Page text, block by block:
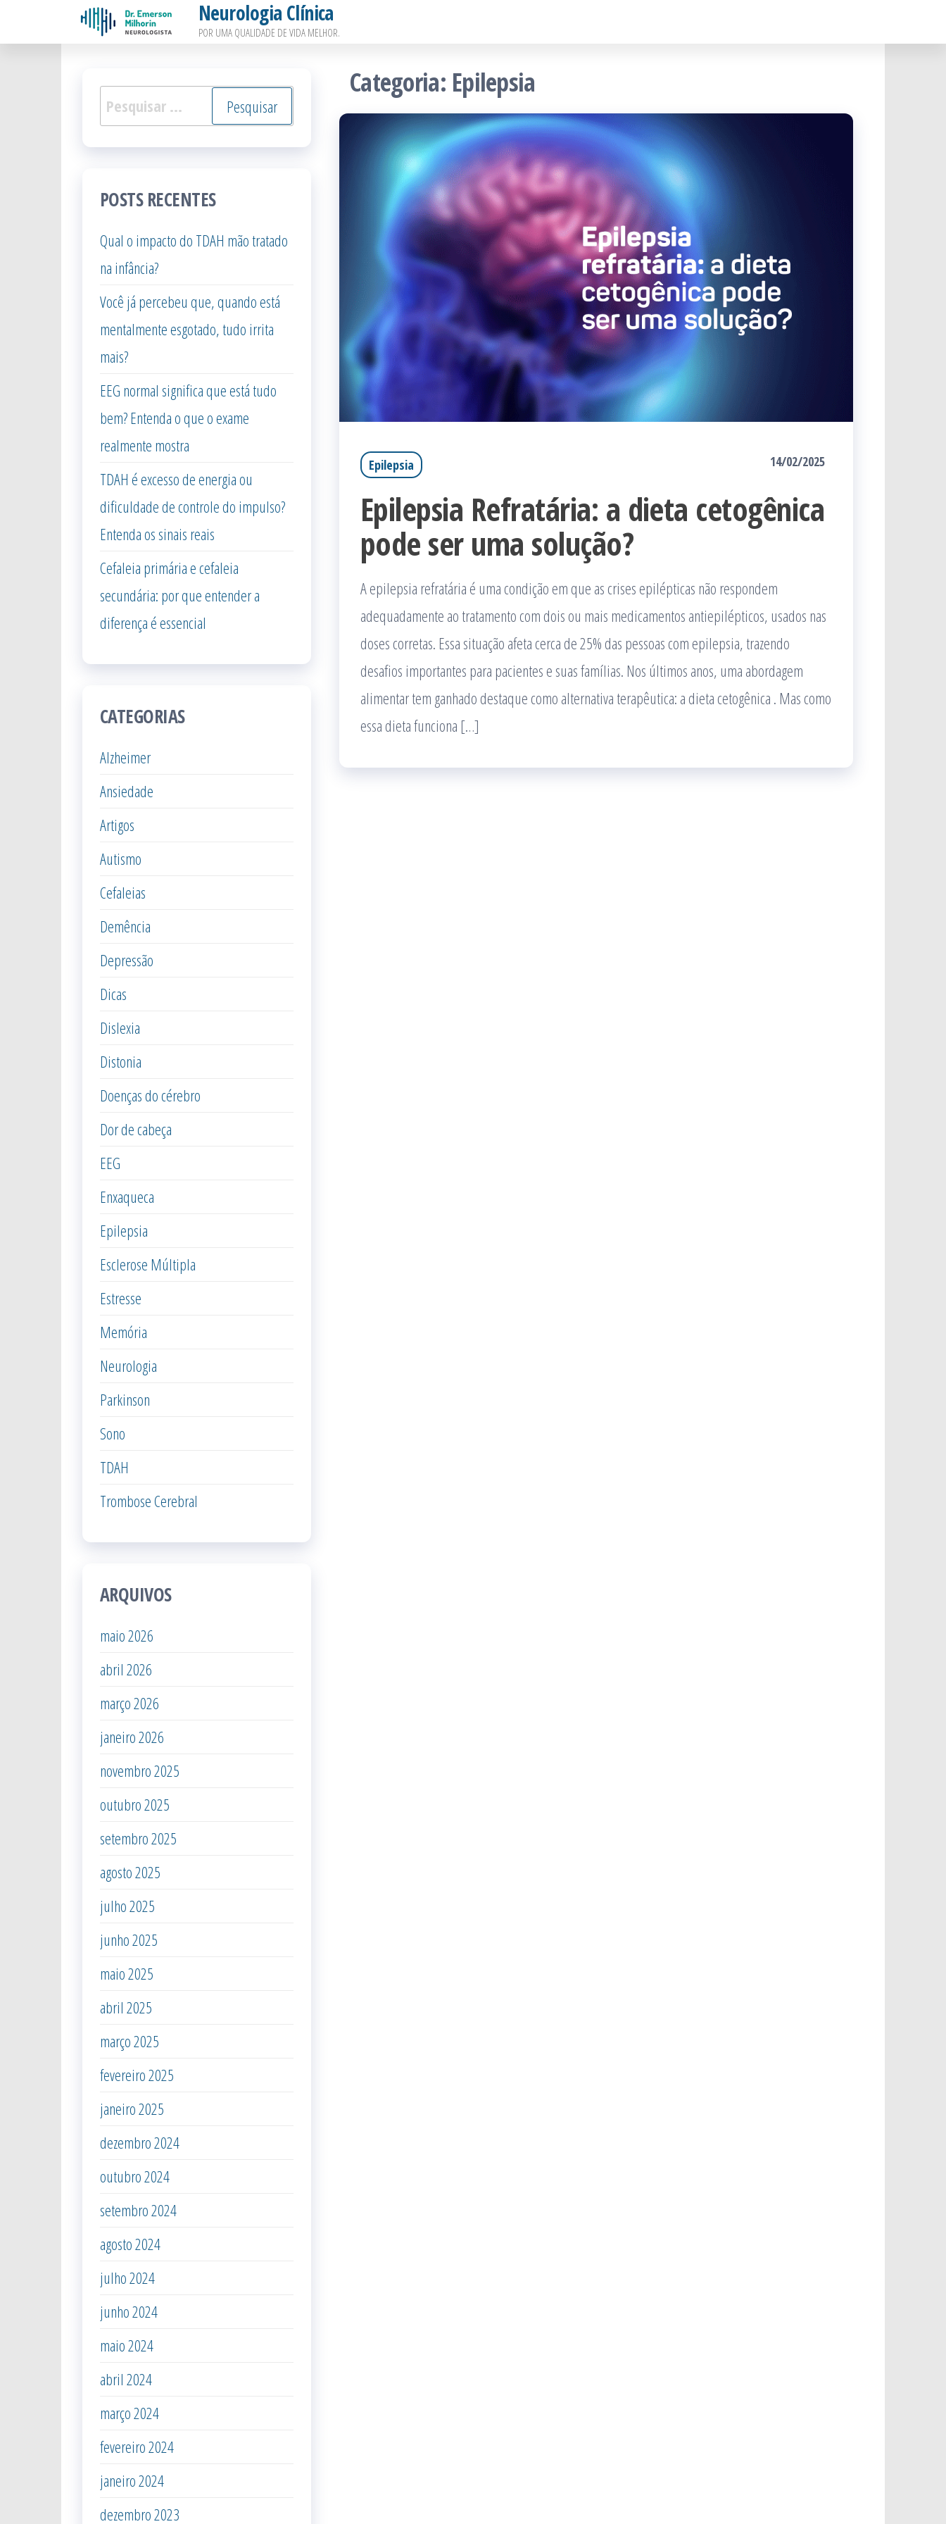
para
Neurologia Clínica
POR UMA QUALIDADE DE VIDA MELHOR.
Categoria: Epilepsia
Epilepsia 14/02/2025
Epilepsia Refratária: a dieta cetogênica
pode ser uma solução?
A epilepsia refratária é uma condição em que as crises epilépticas não respondem
adequadamente ao tratamento com dois ou mais medicamentos antiepilépticos, usados ​​nas
doses corretas. Essa situação afeta cerca de 25% das pessoas com epilepsia, trazendo
desafios importantes para pacientes e suas famílias. Nos últimos anos, uma abordagem
alimentar tem ganhado destaque como alternativa terapêutica: a dieta cetogênica . Mas como
essa dieta funciona […]
Pesquisar
por:
POSTS RECENTES
Qual o impacto do TDAH mão tratado
na infância?
Você já percebeu que, quando está
mentalmente esgotado, tudo irrita
mais?
EEG normal significa que está tudo
bem? Entenda o que o exame
realmente mostra
TDAH é excesso de energia ou
dificuldade de controle do impulso?
Entenda os sinais reais
Cefaleia primária e cefaleia
secundária: por que entender a
diferença é essencial
CATEGORIAS
Alzheimer
Ansiedade
Artigos
Autismo
Cefaleias
Demência
Depressão
Dicas
Dislexia
Distonia
Doenças do cérebro
Dor de cabeça
EEG
Enxaqueca
Epilepsia
Esclerose Múltipla
Estresse
Memória
Neurologia
Parkinson
Sono
TDAH
Trombose Cerebral
ARQUIVOS
maio 2026
abril 2026
março 2026
janeiro 2026
novembro 2025
outubro 2025
setembro 2025
agosto 2025
julho 2025
junho 2025
maio 2025
abril 2025
março 2025
fevereiro 2025
janeiro 2025
dezembro 2024
outubro 2024
setembro 2024
agosto 2024
julho 2024
junho 2024
maio 2024
abril 2024
março 2024
fevereiro 2024
janeiro 2024
dezembro 2023